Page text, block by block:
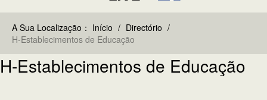
A Sua Localização： Início / Directório /
H-Establecimentos de Educação
H-Establecimentos de Educação